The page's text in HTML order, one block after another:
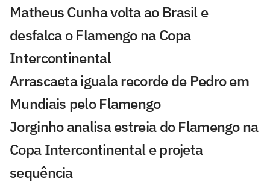
Matheus Cunha volta ao Brasil e
desfalca o Flamengo na Copa
Intercontinental
Arrascaeta iguala recorde de Pedro em
Mundiais pelo Flamengo
Jorginho analisa estreia do Flamengo na
Copa Intercontinental e projeta
sequência